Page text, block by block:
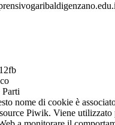
Parti
nome di cookie è
Piwik. Viene utilizzato